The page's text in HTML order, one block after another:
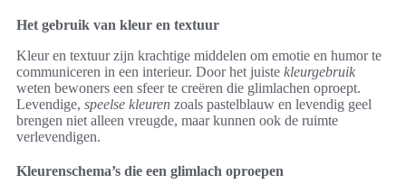
Het gebruik van kleur en textuur
Kleur en textuur zijn krachtige middelen om emotie en humor te
communiceren in een interieur. Door het juiste kleurgebruik
weten bewoners een sfeer te creëren die glimlachen oproept.
Levendige, speelse kleuren zoals pastelblauw en levendig geel
brengen niet alleen vreugde, maar kunnen ook de ruimte
verlevendigen.
Kleurenschema’s die een glimlach oproepen